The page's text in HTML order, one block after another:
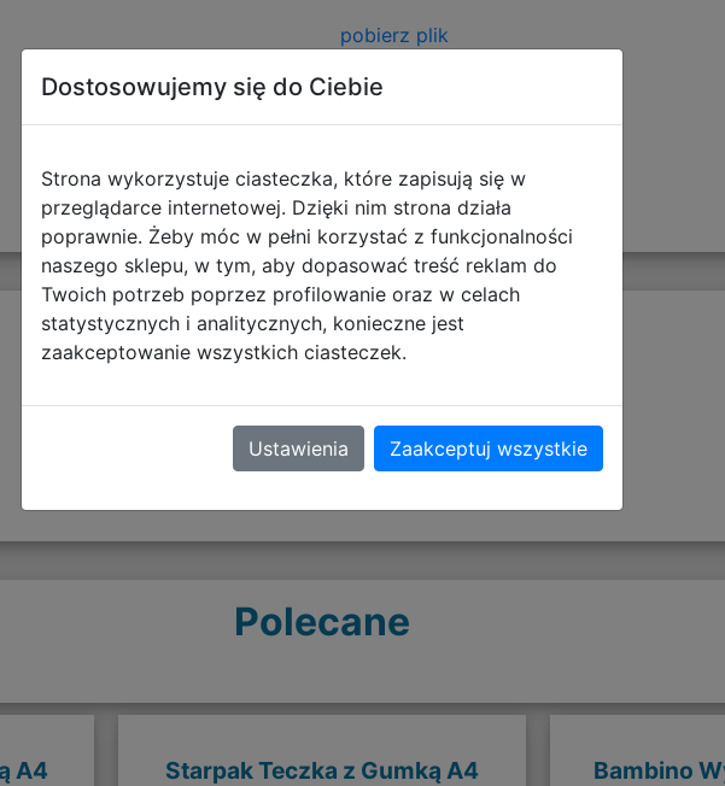
pobierz plik
Opinie o produkcie
Polecane
A4
Starpak Teczka z Gumką A4
Bambino
Dostosowujemy się do Ciebie
Strona wykorzystuje ciasteczka, które zapisują się w
przeglądarce internetowej. Dzięki nim strona działa
poprawnie. Żeby móc w pełni korzystać z funkcjonalności
naszego sklepu, w tym, aby dopasować treść reklam do
Twoich potrzeb poprzez profilowanie oraz w celach
statystycznych i analitycznych, konieczne jest
zaakceptowanie wszystkich ciasteczek.
Ustawienia Zaakceptuj wszystkie